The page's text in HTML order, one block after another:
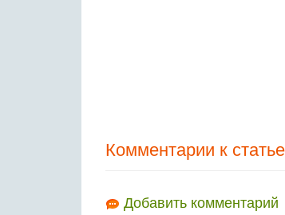
Комментарии к
Добавить комментарий